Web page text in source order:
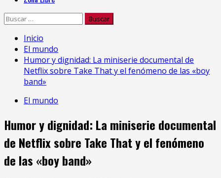
Buscar:
Inicio
El mundo
Humor y dignidad: La miniserie documental de
Netflix sobre Take That y el fenómeno de las «boy
band»
El mundo
Humor y dignidad: La miniserie documental
de Netflix sobre Take That y el fenómeno
de las «boy band»